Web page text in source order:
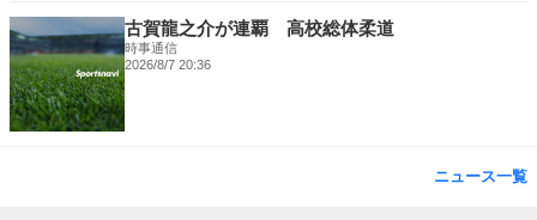
古賀龍之介が連覇 高校総体柔道
時事通信
2026/8/7 20:36
ニュース一覧